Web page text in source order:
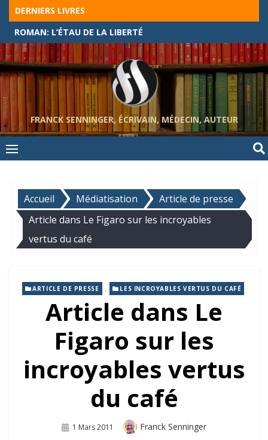
Skip
content
DERNIERS LIVRES
ROMAN: L’ÉTAU DE LA LIBERTÉ
FRANCK SENNINGER, ÉCRIVAIN, MÉDECIN, AUTEUR
Accueil Médiatisation
Article de presse
Article dans Le Figaro sur les incroyables
vertus du café
ARTICLE DE PRESSE , LES INCROYABLES VERTUS DU CAFÉ
Article dans Le
Figaro sur les
incroyables vertus
du café
Publié
1 Mars 2011 Auteur
Franck Senninger